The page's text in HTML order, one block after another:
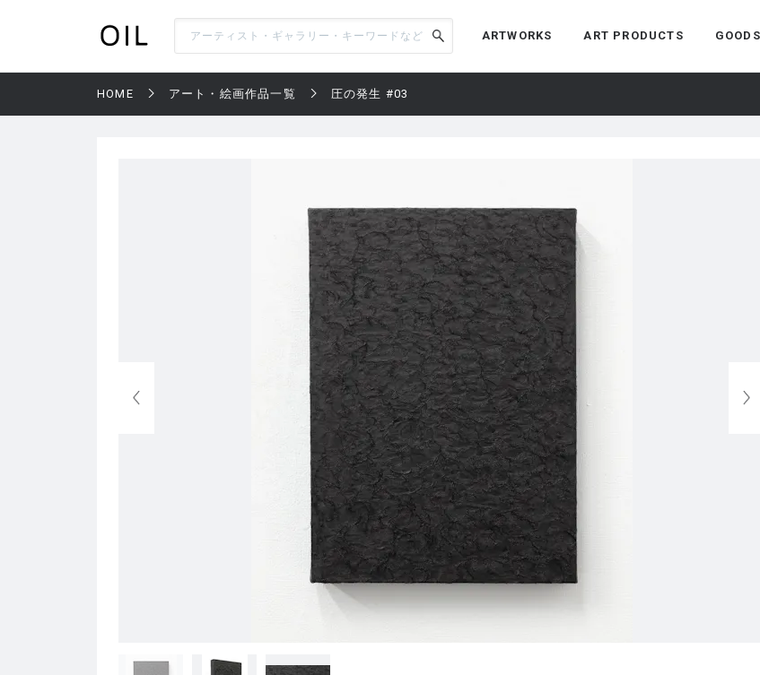
ARTWORKS ART PRODUCTS GOODS
HOME アート・絵画作品一覧 圧の発生 #03